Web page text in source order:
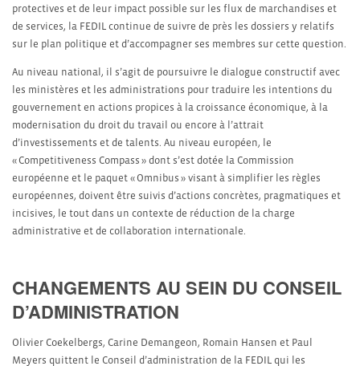
protectives et de leur impact possible sur les flux de marchandises et
de services, la FEDIL continue de suivre de près les dossiers y relatifs
sur le plan politique et d’accompagner ses membres sur cette question.
Au niveau national, il s’agit de poursuivre le dialogue constructif avec
les ministères et les administrations pour traduire les intentions du
gouvernement en actions propices à la croissance économique, à la
modernisation du droit du travail ou encore à l’attrait
d’investissements et de talents. Au niveau européen, le
« Competitiveness Compass » dont s’est dotée la Commission
européenne et le paquet « Omnibus » visant à simplifier les règles
européennes, doivent être suivis d’actions concrètes, pragmatiques et
incisives, le tout dans un contexte de réduction de la charge
administrative et de collaboration internationale.
CHANGEMENTS AU SEIN DU CONSEIL
D’ADMINISTRATION
Olivier Coekelbergs, Carine Demangeon, Romain Hansen et Paul
Meyers quittent le Conseil d’administration de la FEDIL qui les